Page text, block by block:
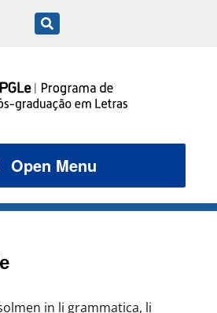
Open Menu
in li grammatica, li